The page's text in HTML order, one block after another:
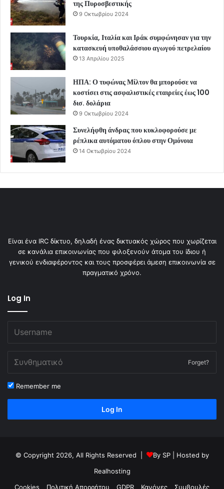
της Πυροσβεστικής
9 Οκτωβρίου 2024
Τουρκία, Ιταλία και Ιράκ συμφώνησαν για την
κατασκευή υποθαλάσσιου αγωγού πετρελαίου
13 Απριλίου 2025
ΗΠΑ: Ο τυφώνας Μίλτον θα μπορούσε να
κοστίσει στις ασφαλιστικές εταιρείες έως 100
δισ. δολάρια
9 Οκτωβρίου 2024
Συνελήφθη άνδρας που κυκλοφορούσε με
ρέπλικα αυτόματου όπλου στην Ομόνοια
14 Οκτωβρίου 2024
Είναι ένα IRC δίκτυο, δηλαδή ένας δικτυακός χώρος που χωρίζεται
σε κανάλια επικοινωνίας που φιλοξενούν άτομα του ίδιου ή
γενικού ενδιαφέροντος και τους προσφέρει άμεση επικοινωνία σε
πραγματικό χρόνο.
Log In
Forget?
Remember me
Log In
© Copyright 2026, All Rights Reserved | By SP| Hosted by
Realhosting
Cookies
Πολιτική Απορρήτου GDPR Κανόνες Συμβουλές